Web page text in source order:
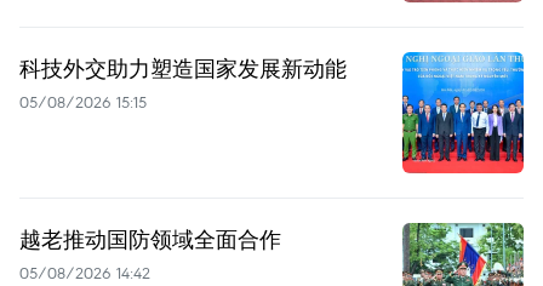
科技外交助力塑造国家发展新动能
05/08/2026 15:15
越老推动国防领域全面合作
05/08/2026 14:42